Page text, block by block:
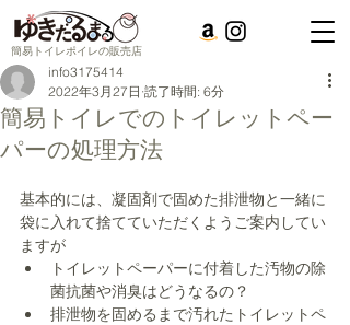
簡易トイレポイレの販売店
簡易トイレでのトイレットペー
パーの処理方法
info3175414
2022年3月27日 読了時間: 6分
基本的には、凝固剤で固めた排泄物と一緒に
袋に入れて捨てていただくようご案内してい
ますが
トイレットペーパーに付着した汚物の除
菌抗菌や消臭はどうなるの？
排泄物を固めるまで汚れたトイレットペ